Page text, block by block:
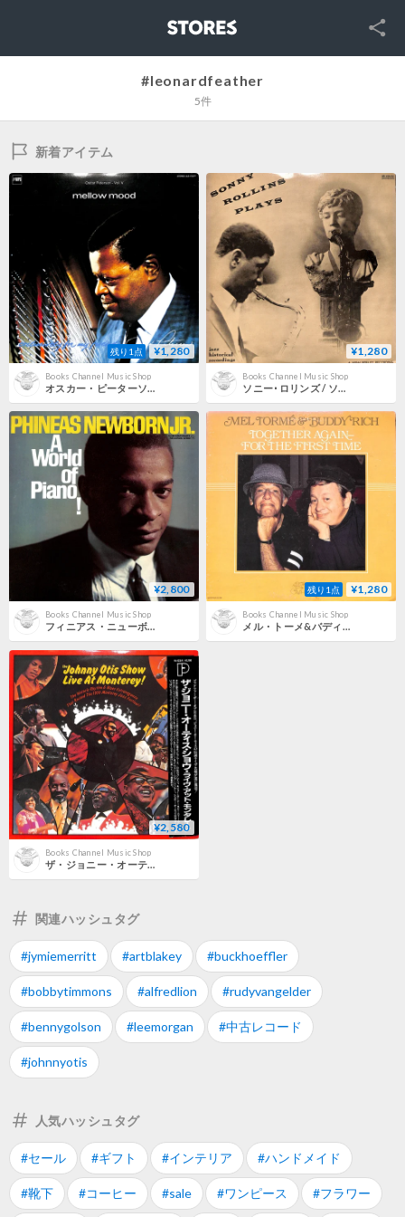
SNS
#leonardfeather
5件
新着アイテム
残り1点 ¥1,280
Books Channel Music Shop
オスカー・ピーターソン / メロウ・ムード [※国内盤,品番:ULS-1702-P］(LPレコード)
¥1,280
Books Channel Music Shop
ソニー･ロリンズ / ソニー･ロリンズ･プレイズ [※国内盤,品番:HR-106-EV］(LPレコード)
¥2,800
Books Channel Music Shop
フィニアス・ニューボーン・ジュニア / A World Of Piano ! [※輸入盤,生産国:US,品番:S7600］(LPレコード)
残り1点 ¥1,280
Books Channel Music Shop
メル・トーメ&バディ・リッチ / Together Again-For The First Time [※輸入盤,生産国:US,品番:G-784］(LPレコード)
¥2,580
Books Channel Music Shop
ザ・ジョニー・オーティス・ショウ / ライヴ・アット・モンタレー!（LPレコード）
関連ハッシュタグ
#jymiemerritt #artblakey #buckhoeffler
#bobbytimmons #alfredlion #rudyvangelder
#bennygolson #leemorgan #中古レコード
#johnnyotis
人気ハッシュタグ
#セール #ギフト #インテリア #ハンドメイド
#靴下 #コーヒー #sale #ワンピース #フラワー